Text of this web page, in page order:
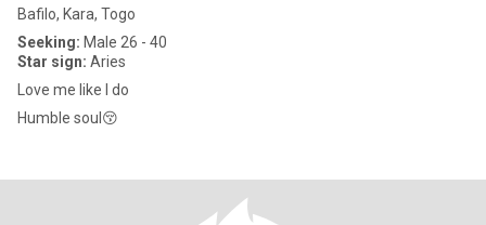
Bafilo, Kara, Togo
Seeking: Male 26 - 40
Star sign: Aries
Love me like I do
Humble soul😚